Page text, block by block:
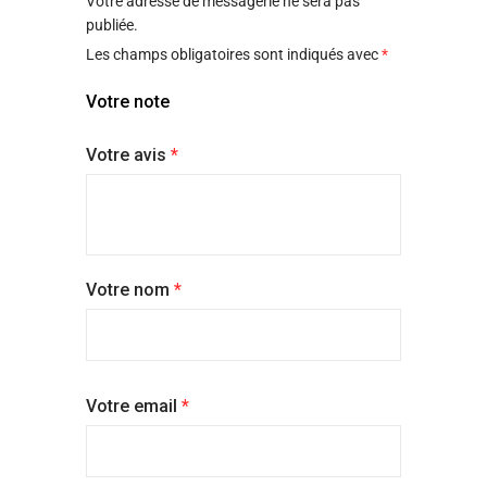
techniques de ta culotte menstruelle !
Chouchoutées, tes culottes Hurya. ont la même durée de
vie que des culottes classiques soit
3 à 5 ans
publiée.
Les champs obligatoires sont indiqués avec*
Votre note
Votre avis *
Votre nom *
Votre email *